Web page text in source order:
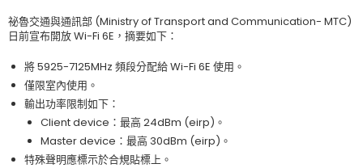
祕魯交通與通訊部 (Ministry of Transport and Communication- MTC)
日前宣布開放 Wi-Fi 6E，摘要如下：
將 5925-7125MHz 頻段分配給 Wi-Fi 6E 使用。
僅限室內使用。
輸出功率限制如下：
Client device：最高 24dBm (eirp)。
Master device：最高 30dBm (eirp)。
特殊聲明應標示於合規貼標上。